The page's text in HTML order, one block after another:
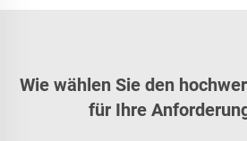
Wie wählen Sie den
für Ihre